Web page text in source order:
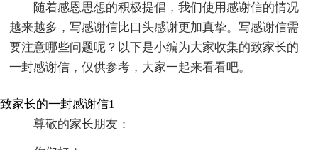
随着感恩思想的积极提倡，我们使用感谢信的情况
越来越多，写感谢信比口头感谢更加真挚。写感谢信需
要注意哪些问题呢？以下是小编为大家收集的致家长的
一封感谢信，仅供参考，大家一起来看看吧。
致家长的一封感谢信1
尊敬的家长朋友：